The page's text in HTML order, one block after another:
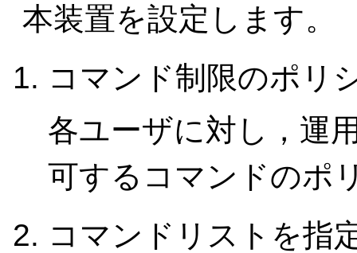
本装置を設定します。
コマンド制限のポリ
各ユーザに対し，運
可するコマンドのポ
コマンドリストを指